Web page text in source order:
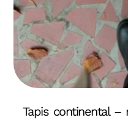
Tapis continental